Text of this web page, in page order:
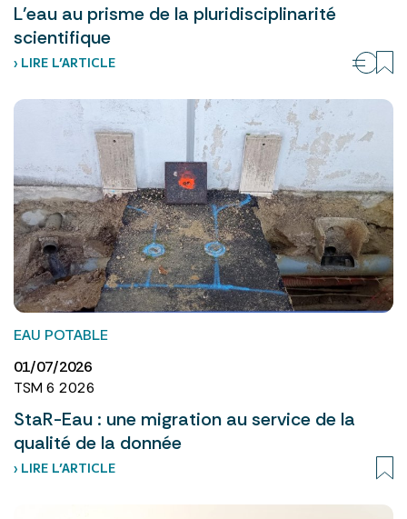
L’eau au prisme de la pluridisciplinarité
scientifique
› LIRE L’ARTICLE
EAU POTABLE
01/07/2026
TSM 6 2026
StaR-Eau : une migration au service de la
qualité de la donnée
› LIRE L’ARTICLE